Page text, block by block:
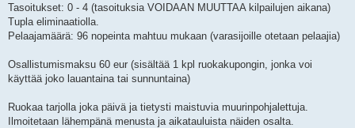
Tasoitukset: 0 - 4 (tasoituksia VOIDAAN MUUTTAA kilpailujen aikana)
Tupla eliminaatiolla.
Pelaajamäärä: 96 nopeinta mahtuu mukaan (varasijoille otetaan pelaajia)
Osallistumismaksu 60 eur (sisältää 1 kpl ruokakupongin, jonka voi
käyttää joko lauantaina tai sunnuntaina)
Ruokaa tarjolla joka päivä ja tietysti maistuvia muurinpohjalettuja.
Ilmoitetaan lähempänä menusta ja aikatauluista näiden osalta.